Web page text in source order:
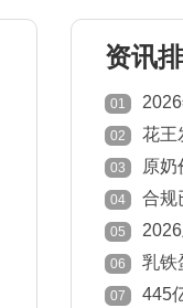
资讯
01
02 花王
03
原奶
退市
04
合规
意见
05
国家下降
06 乳铁
07 445